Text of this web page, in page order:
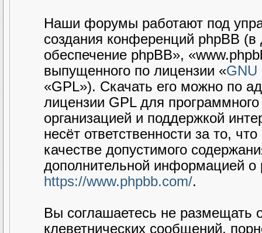
Наши форумы работают под
создания конференций phpBB
обеспечение phpBB»,
выпущенного по лицензии «GNU
«GPL»). Скачать его можно по
лицензии GPL для
организацией и поддержкой
несёт ответственности за то,
качестве допустимого
дополнительной информацией
https://www.phpbb.com/.
Вы соглашаетесь не размещать
клеветнических сообщений,